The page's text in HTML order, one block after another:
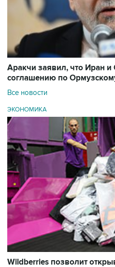
Аракчи заявил, что Иран
соглашению по
Все новости
ЭКОНОМИКА
Wildberries позволит